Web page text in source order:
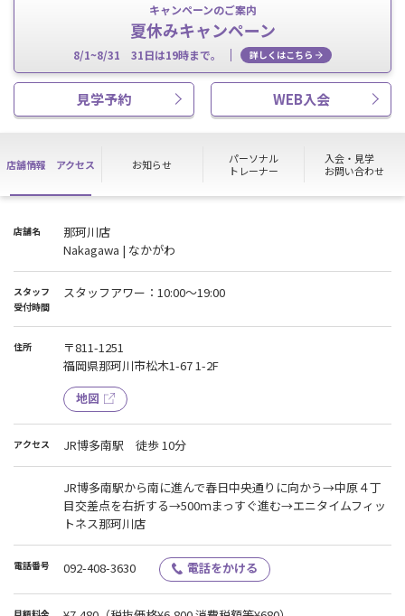
キャンペーンのご案内
夏休みキャンペーン
8/1~8/31 31日は19時まで。 詳しくはこちら
見学予約 WEB入会
店舗情報 アクセス お知らせ
パーソナル
トレーナー
入会・見学
お問い合わせ
店舗名
那珂川店
Nakagawa | なかがわ
スタッフ
受付時間
スタッフアワー：10:00〜19:00
住所
〒811-1251
福岡県那珂川市松木1-67 1-2F
地図
アクセス JR博多南駅 徒歩 10分
JR博多南駅から南に進んで春日中央通りに向かう→中原４丁
目交差点を右折する→500ｍまっすぐ進む→エニタイムフィッ
トネス那珂川店
電話番号 092-408-3630 電話をかける